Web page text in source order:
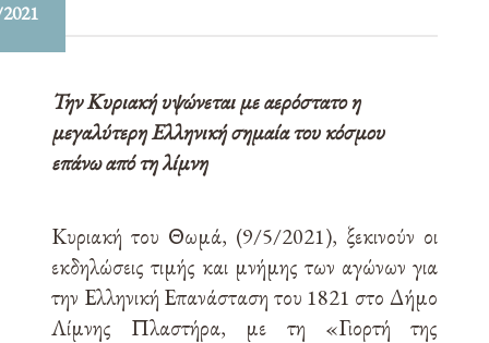
Την Κυριακή υψώνεται με αερόστατο η
μεγαλύτερη Ελληνική σημαία του κόσμου
επάνω από τη λίμνη
Κυριακή του Θωμά, (9/5/2021), ξεκινούν οι
εκδηλώσεις τιμής και μνήμης των αγώνων για
την Ελληνική Επανάσταση του 1821 στο Δήμο
Λίμνης Πλαστήρα, με τη «Γιορτή της